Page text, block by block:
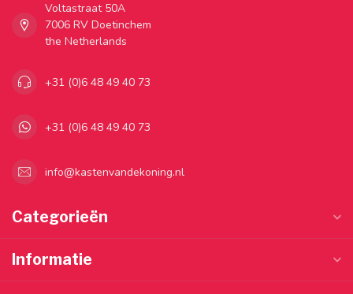
Voltastraat 50A
7006 RV Doetinchem
the Netherlands
+31 (0)6 48 49 40 73
+31 (0)6 48 49 40 73
info@kastenvandekoning.nl
Categorieën
Informatie